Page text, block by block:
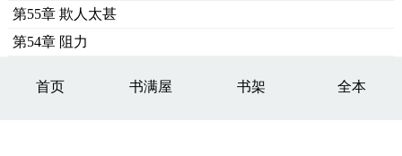
第55章 欺人太甚
第54章 阻力
首页 书满屋 书架 全本